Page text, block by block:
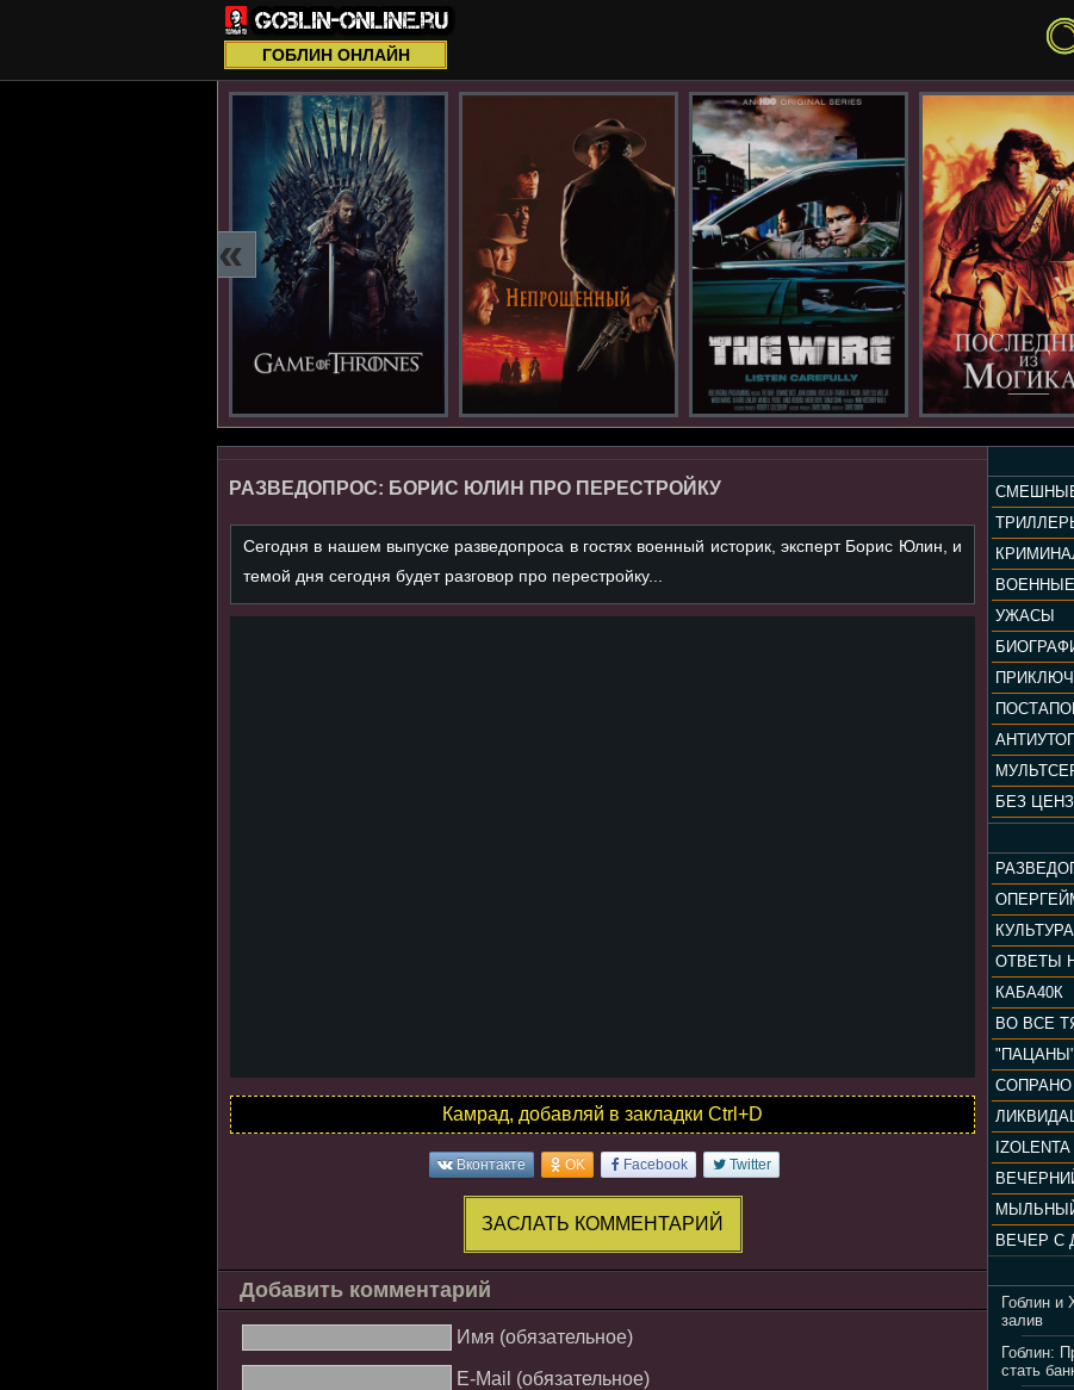
ГОБЛИН ОНЛАЙН
«
ВОЕННЫЕ
УЖАСЫ
БЕЗ
ОТВЕТЫ
КАБА40К
ВО ВСЕ
Гоблин и
залив
Гоблин:
стать
РАЗВЕДОПРОС: БОРИС ЮЛИН ПРО ПЕРЕСТРОЙКУ
Сегодня в нашем выпуске разведопроса в гостях военный историк, эксперт Борис Юлин, и
темой дня сегодня будет разговор про перестройку...
Камрад, добавляй в закладки Ctrl+D
Вконтакте OK Facebook Twitter
ЗАСЛАТЬ КОММЕНТАРИЙ
Добавить комментарий
Имя (обязательное)
E-Mail (обязательное)